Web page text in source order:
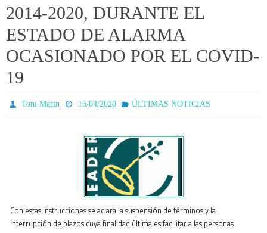
2014-2020, DURANTE EL
ESTADO DE ALARMA
OCASIONADO POR EL COVID-
19
Toni Marin 15/04/2020 ÚLTIMAS NOTICIAS
Con estas instrucciones se aclara la suspensión de términos y la
interrupción de plazos cuya finalidad última es facilitar a las personas